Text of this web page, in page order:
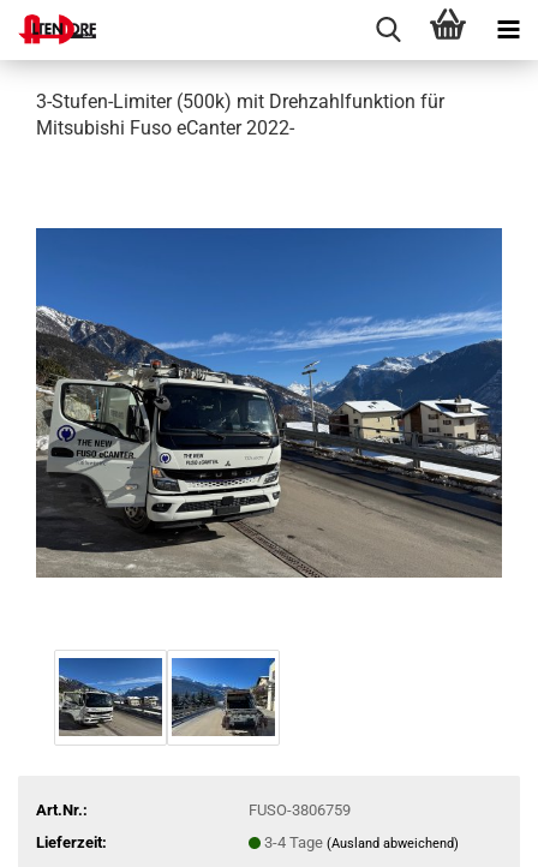
3-Stufen-Limiter (500k) mit Drehzahlfunktion für
Mitsubishi Fuso eCanter 2022-
Art.Nr.:
FUSO-3806759
Lieferzeit:
3-4 Tage (Ausland abweichend)